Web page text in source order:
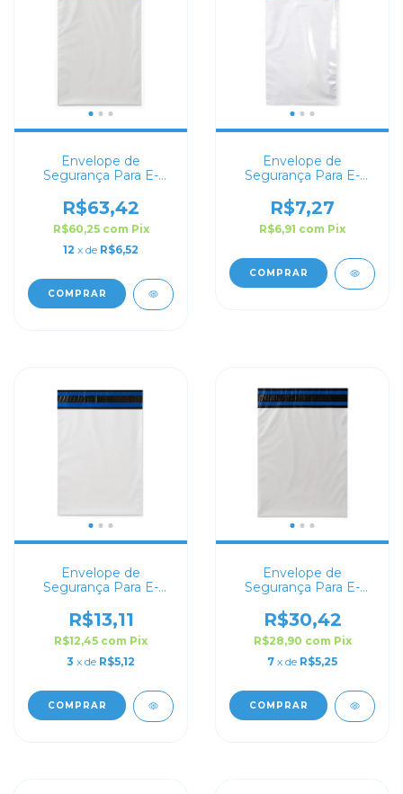
Envelope de
Segurança Para E-
R$63,42
R$60,25 com Pix
12 x de R$6,52
COMPRAR
Envelope de
Segurança Para E-
R$7,27
R$6,91 com Pix
COMPRAR
Envelope de
Segurança Para E-
R$13,11
R$12,45 com Pix
3 x de R$5,12
COMPRAR
Envelope de
Segurança Para E-
R$30,42
R$28,90 com Pix
7 x de R$5,25
COMPRAR